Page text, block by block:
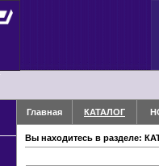
Главная КАТАЛОГ
Вы находитесь в разделе: